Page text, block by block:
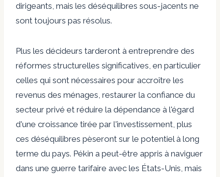
dirigeants, mais les déséquilibres sous-jacents ne
sont toujours pas résolus.
Plus les décideurs tarderont à entreprendre des
réformes structurelles significatives, en particulier
celles qui sont nécessaires pour accroître les
revenus des ménages, restaurer la confiance du
secteur privé et réduire la dépendance à l'égard
d'une croissance tirée par l'investissement, plus
ces déséquilibres pèseront sur le potentiel à long
terme du pays. Pékin a peut-être appris à naviguer
dans une guerre tarifaire avec les États-Unis, mais